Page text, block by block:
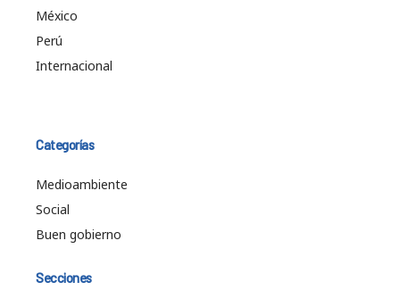
México
Perú
Internacional
Categorías
Medioambiente
Social
Buen gobierno
Secciones